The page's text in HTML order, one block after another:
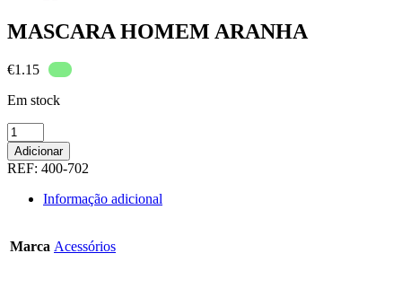
MASCARA HOMEM ARANHA
€1.15
Em stock
Quantidade
de
MASCARA
HOMEM
ARANHA
Adicionar
REF: 400-702
Informação adicional
Marca Acessórios